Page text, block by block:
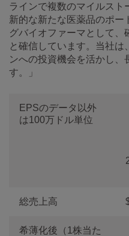
ラインで複数のマイルス
新的な新たな医薬品のポー
グバイオファーマとして、
と確信しています。当社は
ンへの投資機会を活かし
す。」
EPSのデータ以外
は100万ドル単位
総売上高
希薄化後（1株当た